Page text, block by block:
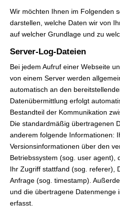
Wir möchten Ihnen im Folgenden
darstellen, welche Daten wir von
auf welcher Grundlage und zu
Server-Log-Dateien
Bei jedem Aufruf einer Webseite
von einem Server werden
automatisch an den
Datenübermittlung erfolgt
Bestandteil der Kommunikation
Die standardmäßig übertragenen
anderem folgende Informationen:
Versionsinformationen über den
Betriebssystem (sog. user agent),
Ihr Zugriff stattfand (sog. referer),
Anfrage (sog. timestamp).
und die übertragene Datenmenge
erfasst.